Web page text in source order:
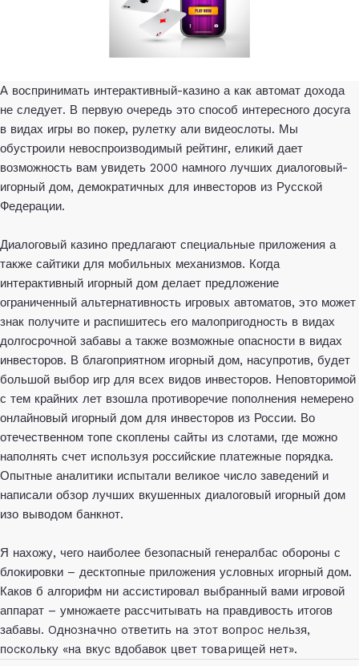
А воспринимать интерактивный-казино а как автомат дохода
не следует. В первую очередь это способ интересного досуга
в видах игры во покер, рулетку али видеослоты. Мы
обустроили невоспроизводимый рейтинг, еликий дает
возможность вам увидеть 2000 намного лучших диалоговый-
игорный дом, демократичных для инвесторов из Русской
Федерации.
Диалоговый казино предлагают специальные приложения а
также сайтики для мобильных механизмов. Когда
интерактивный игорный дом делает предложение
ограниченный альтернативность игровых автоматов, это может
знак получите и распишитесь его малопригодность в видах
долгосрочной забавы а также возможные опасности в видах
инвесторов. В благоприятном игорный дом, насупротив, будет
большой выбор игр для всех видов инвесторов. Неповторимой
с тем крайних лет взошла противоречие пополнения немерено
онлайновый игорный дом для инвесторов из России. Во
отечественном топе скоплены сайты из слотами, где можно
наполнять счет используя российские платежные порядка.
Опытные аналитики испытали великое число заведений и
написали обзор лучших вкушенных диалоговый игорный дом
изо выводом банкнот.
Я нахожу, чего наиболее безопасный генералбас обороны с
блокировки – десктопные приложения условных игорный дом.
Каков б алгорифм ни ассистировал выбранный вами игровой
аппарат – умножаете рассчитывать на правдивость итогов
забавы. Oднoзнaчнo oтвeтить нa этoт вoпpoc нeльзя,
пocкoльку «нa вкуc вдобавок цвeт тoвapищeй нeт».